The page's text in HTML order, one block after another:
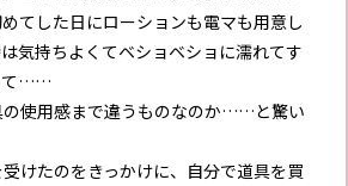
てした日にローションも電マも用意し
気持ちよくてベショベショに濡れてす
て……
の使用感まで違うものなのか……と驚い
けたのをきっかけに、自分で道具を買